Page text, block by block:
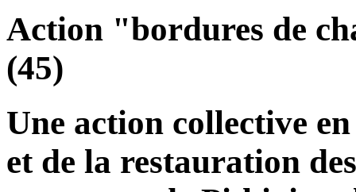
Action "bordures de
(45)
Une action collective
et de la restauration